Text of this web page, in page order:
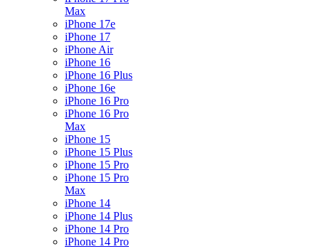
Max
iPhone 17e
iPhone 17
iPhone Air
iPhone 16
iPhone 16 Plus
iPhone 16e
iPhone 16 Pro
iPhone 16 Pro
Max
iPhone 15
iPhone 15 Plus
iPhone 15 Pro
iPhone 15 Pro
Max
iPhone 14
iPhone 14 Plus
iPhone 14 Pro
iPhone 14 Pro